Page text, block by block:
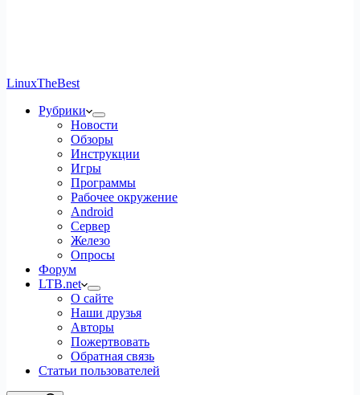
LinuxTheBest
Рубрики
Новости
Обзоры
Инструкции
Игры
Программы
Рабочее окружение
Android
Сервер
Железо
Опросы
Форум
LTB.net
О сайте
Наши друзья
Авторы
Пожертвовать
Обратная связь
Статьи пользователей